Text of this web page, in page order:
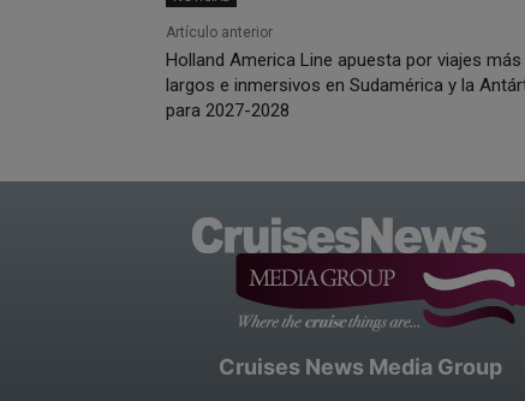
Artículo anterior
Holland America Line apuesta por viajes más
largos e inmersivos en Sudamérica y la
para 2027-2028
Cruises News Media Group